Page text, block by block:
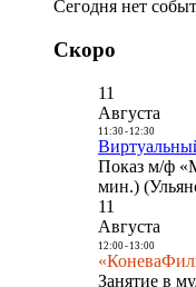
Сегодня нет
Скоро
11
Августа
11:30- 12:30
Показ м/ф
мин.)
11
Августа
12:00- 13:00
Занятие в